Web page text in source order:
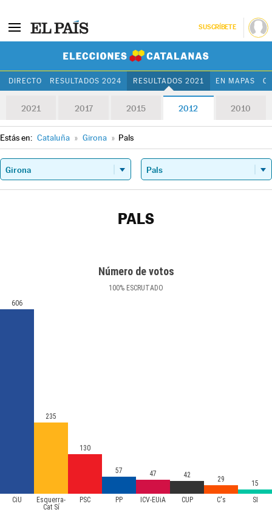
SUSCRÍBETE
DIRECTO RESULTADOS 2024 RESULTADOS 2021 EN MAPAS
2021 2017 2015 2012 2010
Estás en: Cataluña » Girona » Pals
PALS
Número de votos
100% ESCRUTADO
CiU
Esquerra-
Cat Sí
PSC PP ICV-EUiA CUP C's SI
606
235
130
57 47 42 29 15